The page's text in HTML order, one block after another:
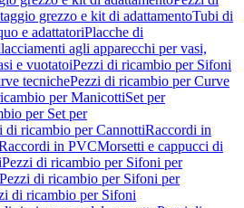
grezzo e kit di adattamentoTubi di
e adattatoriPlacche di
agli apparecchi per vasi,
e vuotatoiPezzi di ricambio per Sifoni
tecnichePezzi di ricambio per Curve
per ManicottiSet per
per Set per
di ricambio per CannottiRaccordi in
in PVCMorsetti e cappucci di
Pezzi di ricambio per Sifoni per
Pezzi di ricambio per Sifoni per
di ricambio per Sifoni